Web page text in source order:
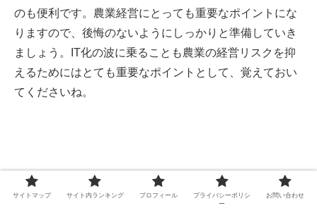
のも便利です。農業経営にとっても重要なポイントにな
りますので、後悔のないようにしっかりと準備していき
ましょう。IT化の波に乗ることも農業の経営リスクを抑
えるためにはとても重要なポイントとして、覚えておい
てくださいね。
サイトマップ サイト内ランキング プロフィール
プライバシーポリシ
ー
お問い合わせ